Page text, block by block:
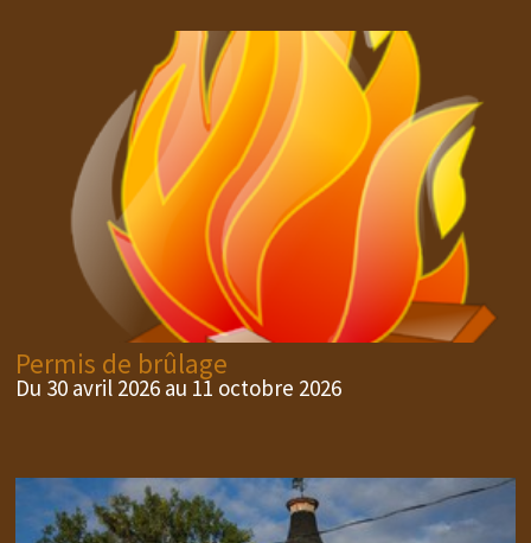
Permis de brûlage
Du 30 avril 2026 au 11 octobre 2026